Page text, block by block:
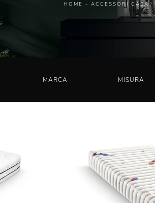
HOME - ACCESSORI CASA
MARCA MISURA